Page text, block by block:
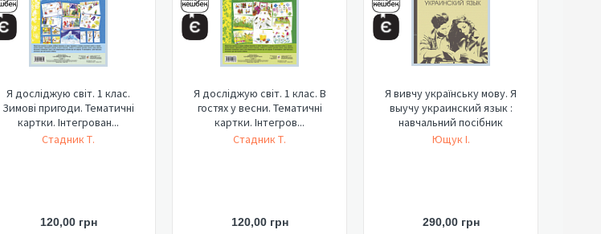
Я досліджую світ. 1 клас.
Зимові пригоди. Тематичні
картки. Інтегрован...
Стадник Т.
120,00 грн
Я досліджую світ. 1 клас. В
гостях у весни. Тематичні
картки. Інтегров...
Стадник Т.
120,00 грн
Я вивчу українську мову. Я
выучу украинский язык :
навчальний посібник
Ющук І.
290,00 грн